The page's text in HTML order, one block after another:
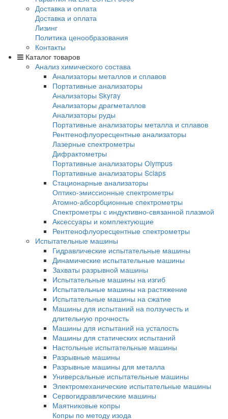
Гарантия
Общая гарантия
Гарантия на EXPLORER 5000
Доставка и оплата
Доставка и оплата
Лизинг
Политика ценообразования
Контакты
Каталог товаров
Анализ химического состава
Анализаторы металлов и сплавов
Портативные анализаторы
Анализаторы Skyray
Анализаторы драгметаллов
Анализаторы руды
Портативные анализаторы металла и
Рентгенофлуоресцентные анализаторы
Лазерные спектрометры
Дифрактометры
Портативные анализаторы Olympus
Портативные анализаторы Sciaps
Стационарные анализаторы
Оптико-эмиссионные спектрометры
Атомно-абсорбционные спектрометры
Спектрометры с индуктивно-связанной
Аксессуары и комплектующие
Рентгенофлуоресцентные спектрометры
Испытательные машины
Гидравлические испытательные машины
Динамические испытательные машины
Захваты разрывной машины
Испытательные машины на изгиб
Испытательные машины на растяжение
Испытательные машины на сжатие
Машины для испытаний на ползучесть и
длительную прочность
Машины для испытаний на усталость